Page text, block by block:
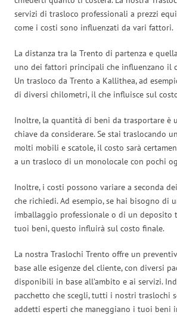
servizi di trasloco professionali a prezzi
come i costi sono influenzati da vari fattori.
La distanza tra la Trento di partenza e
uno dei fattori principali che influenzano il
Un trasloco da Trento a Kallithea, ad
di diversi chilometri, il che influisce sul
Inoltre, la quantità di beni da trasportare è
chiave da considerare. Se stai traslocando
molti mobili e scatole, il costo sarà
a un trasloco di un monolocale con pochi
Inoltre, i costi possono variare a seconda
che richiedi. Ad esempio, se hai bisogno di
imballaggio professionale o di un deposito
tuoi beni, questo influirà sul costo finale.
La nostra Traslochi Trento offre un
base alle esigenze del cliente, con diversi
disponibili in base all’ambito e ai servizi.
pacchetto che scegli, tutti i nostri traslochi
addetti esperti che maneggiano i tuoi beni